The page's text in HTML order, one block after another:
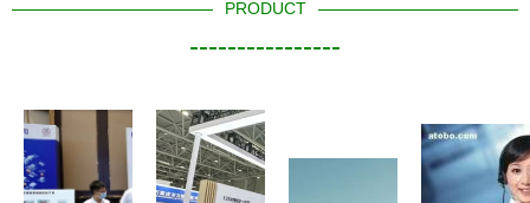
PRODUCT
----------------